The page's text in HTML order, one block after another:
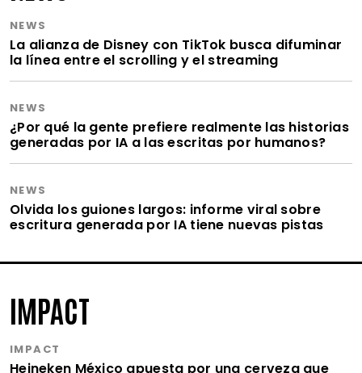
NEWS
La alianza de Disney con TikTok busca difuminar
la línea entre el scrolling y el streaming
NEWS
¿Por qué la gente prefiere realmente las historias
generadas por IA a las escritas por humanos?
NEWS
Olvida los guiones largos: informe viral sobre
escritura generada por IA tiene nuevas pistas
IMPACT
IMPACT
Heineken México apuesta por una cerveza que